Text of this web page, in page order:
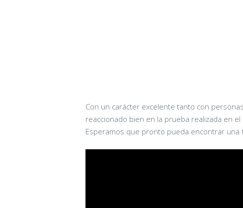
Con un carácter excelente tanto con
reaccionado bien en la prueba realizada en
Esperamos que pronto pueda encontrar una